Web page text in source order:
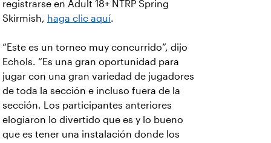
registrarse en Adult 18+ NTRP Spring
Skirmish, haga clic aquí.
“Este es un torneo muy concurrido”, dijo
Echols. “Es una gran oportunidad para
jugar con una gran variedad de jugadores
de toda la sección e incluso fuera de la
sección. Los participantes anteriores
elogiaron lo divertido que es y lo bueno
que es tener una instalación donde los